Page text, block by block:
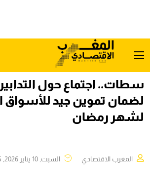
سطات.. اجتماع حول
لضمان تموين جيد للأسواق
لشهر رمضان
المغرب الاقتصادي السبت, 10 يناير 2026, 14:45